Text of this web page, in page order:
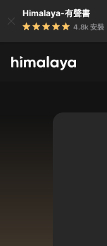
Himalaya-有聲書
4.8k 安裝